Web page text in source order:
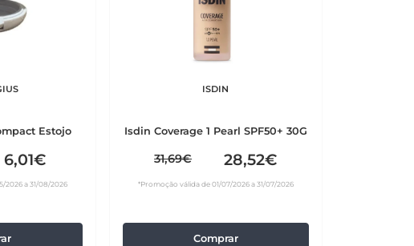
Estojo
6,01€
2026 a 31/08/2026
ISDIN
Isdin Coverage 1 Pearl SPF50+ 30G
31,69€ 28,52€
*Promoção válida de 01/07/2026 a 31/07/2026
Comprar